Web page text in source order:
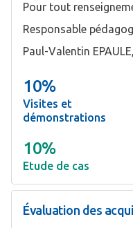
Pour tout
Responsable
Paul-Valentin EPAULE,
10%
Visites et
démonstrations
10%
Etude de cas
Évaluation des